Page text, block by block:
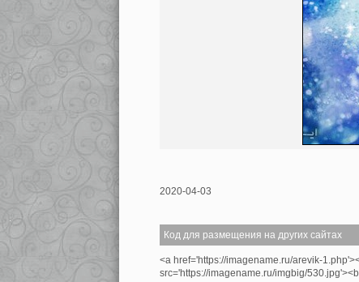
2020-04-03
Код для размещения на других сайтах
<a href='https://imagename.ru/arevik-
src='https://imagename.ru/imgbig/